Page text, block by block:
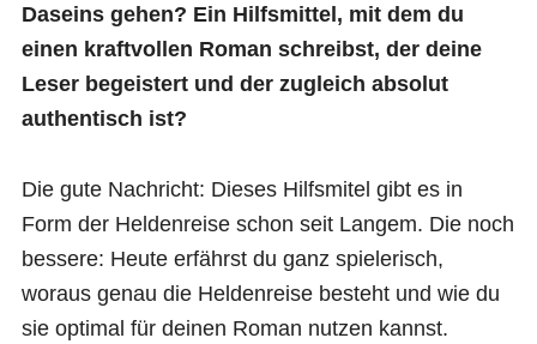
Daseins gehen? Ein Hilfsmittel, mit dem du
einen kraftvollen Roman schreibst, der deine
Leser begeistert und der zugleich absolut
authentisch ist?
Die gute Nachricht: Dieses Hilfsmitel gibt es in
Form der Heldenreise schon seit Langem. Die noch
bessere: Heute erfährst du ganz spielerisch,
woraus genau die Heldenreise besteht und wie du
sie optimal für deinen Roman nutzen kannst.